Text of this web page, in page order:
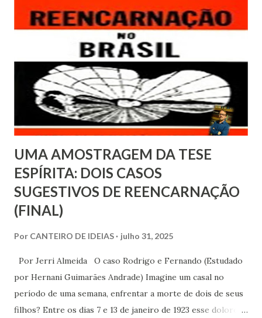
UMA AMOSTRAGEM DA TESE
ESPÍRITA: DOIS CASOS
SUGESTIVOS DE REENCARNAÇÃO
(FINAL)
Por CANTEIRO DE IDEIAS julho 31, 2025
Por Jerri Almeida O caso Rodrigo e Fernando (Estudado
por Hernani Guimarães Andrade) Imagine um casal no
período de uma semana, enfrentar a morte de dois de seus
filhos? Entre os dias 7 e 13 de janeiro de 1923 esse doloroso